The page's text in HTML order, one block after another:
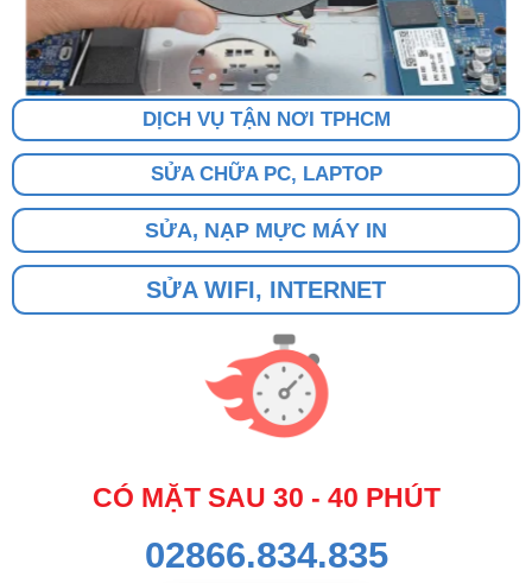
DỊCH VỤ TẬN NƠI TPHCM
SỬA CHỮA PC, LAPTOP
SỬA, NẠP MỰC MÁY IN
SỬA WIFI, INTERNET
CÓ MẶT SAU 30 - 40 PHÚT
02866.834.835